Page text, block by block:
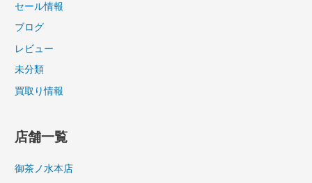
セール情報
ブログ
レビュー
未分類
買取り情報
店舗一覧
御茶ノ水本店